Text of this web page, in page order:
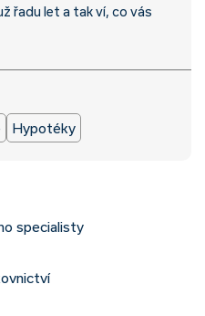
řadu let a tak ví, co vás
Hypotéky
specialisty